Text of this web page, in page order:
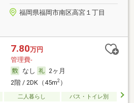
福岡県福岡市南区高宮１丁目
7.80万円
管理費-
なし
2ヶ月
2階 / 2DK（45m2）
二人暮らし
バス・トイレ別